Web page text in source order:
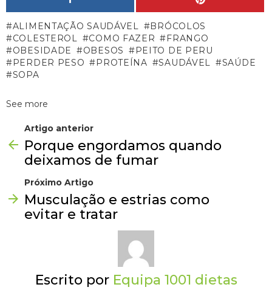
ALIMENTAÇÃO SAUDÁVEL
BRÓCOLOS
COLESTEROL
COMO FAZER
FRANGO
OBESIDADE
OBESOS
PEITO DE PERU
PERDER PESO
PROTEÍNA SAUDÁVEL
SAÚDE
SOPA
See more
Artigo anterior
Porque engordamos quando
deixamos de fumar
Próximo Artigo
Musculação e estrias como
evitar e tratar
Escrito por Equipa 1001 dietas